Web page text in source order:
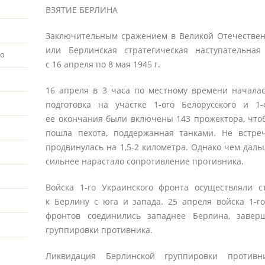
ВЗЯТИЕ БЕРЛИНА
Заключительным сражением в Великой
или Берлинская стратегическая
с 16 апреля по 8 мая 1945 г.
16 апреля в 3 часа по местному времени
подготовка на участке 1-ого Белорусского и
ее окончания были включены 143 прожектора,
пошла пехота, поддержанная танками. Не
продвинулась на 1,5-2 километра. Однако чем
сильнее нарастало сопротивление противника.
Войска 1-го Украинского фронта осуществляли
к Берлину с юга и запада. 25 апреля войска 1-го
фронтов соединились западнее Берлина,
группировки противника.
Ликвидация Берлинской группировки